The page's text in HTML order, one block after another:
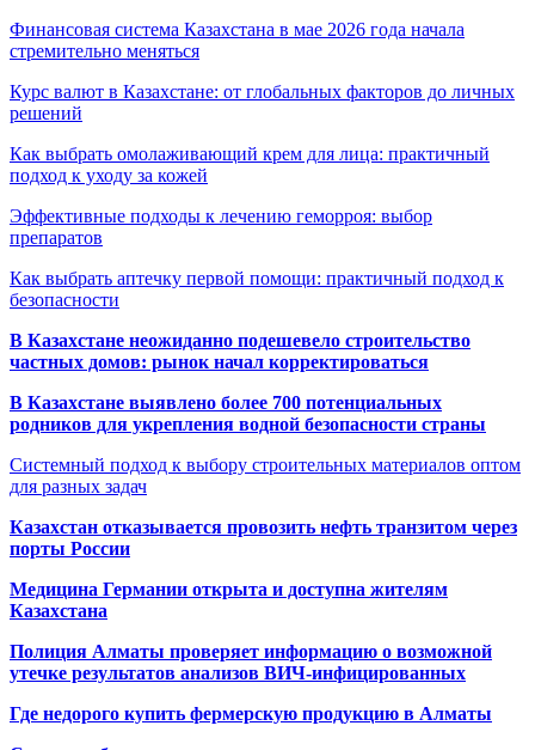
Финансовая система Казахстана в мае 2026 года начала
стремительно меняться
Курс валют в Казахстане: от глобальных факторов до личных
решений
Как выбрать омолаживающий крем для лица: практичный
подход к уходу за кожей
Эффективные подходы к лечению геморроя: выбор
препаратов
Как выбрать аптечку первой помощи: практичный подход к
безопасности
В Казахстане неожиданно подешевело строительство
частных домов: рынок начал корректироваться
В Казахстане выявлено более 700 потенциальных
родников для укрепления водной безопасности страны
Системный подход к выбору строительных материалов оптом
для разных задач
Казахстан отказывается провозить нефть транзитом через
порты России
Медицина Германии открыта и доступна жителям
Казахстана
Полиция Алматы проверяет информацию о возможной
утечке результатов анализов ВИЧ-инфицированных
Где недорого купить фермерскую продукцию в Алматы